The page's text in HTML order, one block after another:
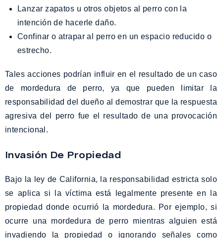
Lanzar zapatos u otros objetos al perro con la
intención de hacerle daño.
Confinar o atrapar al perro en un espacio reducido o
estrecho.
Tales acciones podrían influir en el resultado de un caso
de mordedura de perro, ya que pueden limitar la
responsabilidad del dueño al demostrar que la respuesta
agresiva del perro fue el resultado de una provocación
intencional.
Invasión De Propiedad
Bajo la ley de California, la responsabilidad estricta solo
se aplica si la víctima está legalmente presente en la
propiedad donde ocurrió la mordedura. Por ejemplo, si
ocurre una mordedura de perro mientras alguien está
invadiendo la propiedad o ignorando señales como